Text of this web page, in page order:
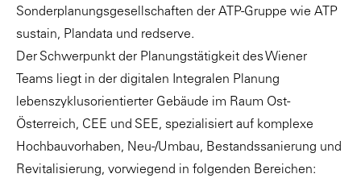
Sonderplanungsgesellschaften der ATP-Gruppe wie ATP
sustain, Plandata und redserve.
Der Schwerpunkt der Planungstätigkeit des Wiener
Teams liegt in der digitalen Integralen Planung
lebenszyklusorientierter Gebäude im Raum Ost-
Österreich, CEE und SEE, spezialisiert auf komplexe
Hochbauvorhaben, Neu-/Umbau, Bestandssanierung und
Revitalisierung, vorwiegend in folgenden Bereichen: